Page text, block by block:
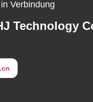
Verbindung
Technology